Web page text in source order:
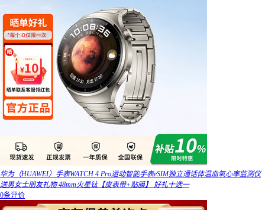
华为（HUAWEI）手表WATCH 4 Pro运动智能手表eSIM独立通话体温血氧心率监测仪
送男女士朋友礼物 48mm火星钛【皮表带+贴膜】 好礼十选一
0条评价